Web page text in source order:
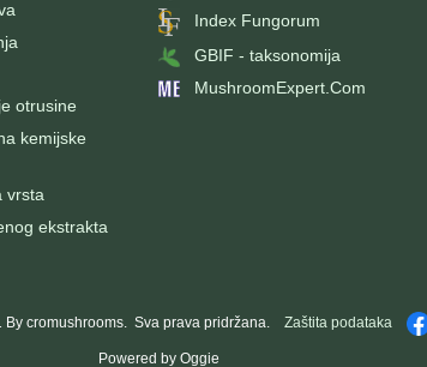
otrusine
kemijske
vrsta
ekstrakta
Index Fungorum
GBIF - taksonomija
MushroomExpert.Com
By cromushrooms. Sva prava pridržana. Zaštita podataka
Powered by Oggie